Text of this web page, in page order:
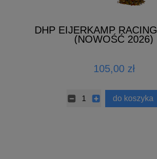
DHP EIJERKAMP
(NOWOŚĆ 2026)
105,00 zł
do koszyka